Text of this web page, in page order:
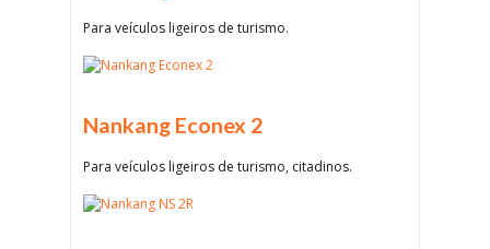
Para veículos ligeiros de turismo.
Nankang Econex 2
Para veículos ligeiros de turismo, citadinos.